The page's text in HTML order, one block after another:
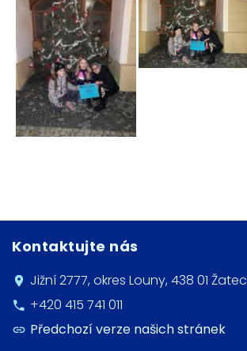
Kontaktujte nás
Jižní 2777, okres Louny, 438 01 Žatec
+420 415 741 011
Předchozí verze našich stránek